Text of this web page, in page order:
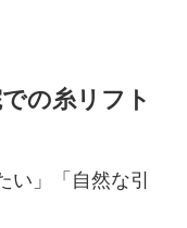
の糸リフト
い」「自然な引